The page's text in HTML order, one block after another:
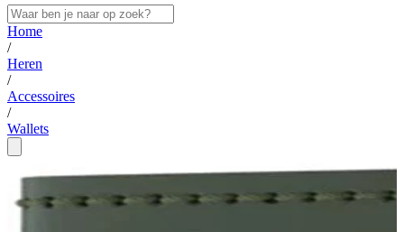
Home
/
Heren
/
Accessoires
/
Wallets